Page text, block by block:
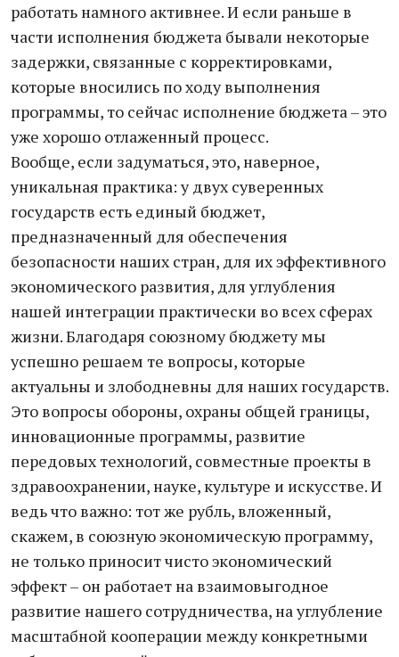
работать намного активнее. И если раньше в
части исполнения бюджета бывали некоторые
задержки, связанные с корректировками,
которые вносились по ходу выполнения
программы, то сейчас исполнение бюджета – это
уже хорошо отлаженный процесс.
Вообще, если задуматься, это, наверное,
уникальная практика: у двух суверенных
государств есть единый бюджет,
предназначенный для обеспечения
безопасности наших стран, для их эффективного
экономического развития, для углубления
нашей интеграции практически во всех сферах
жизни. Благодаря союзному бюджету мы
успешно решаем те вопросы, которые
актуальны и злободневны для наших государств.
Это вопросы обороны, охраны общей границы,
инновационные программы, развитие
передовых технологий, совместные проекты в
здравоохранении, науке, культуре и искусстве. И
ведь что важно: тот же рубль, вложенный,
скажем, в союзную экономическую программу,
не только приносит чисто экономический
эффект – он работает на взаимовыгодное
развитие нашего сотрудничества, на углубление
масштабной кооперации между конкретными